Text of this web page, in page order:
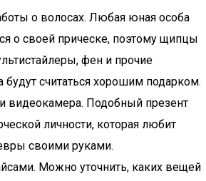
о волосах. Любая юная особа
о своей прическе, поэтому щипцы
фен и прочие
будут считаться хорошим подарком.
видеокамера. Подобный презент
личности, которая любит
своими руками.
Можно уточнить, каких вещей